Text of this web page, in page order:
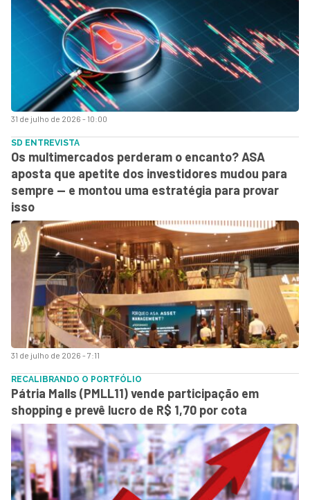
31 de julho de 2026 - 10:00
31 de julho de 2026 - 7:11
SD ENTREVISTA
Os multimercados perderam o encanto? ASA
aposta que apetite dos investidores mudou para
sempre — e montou uma estratégia para provar
isso
RECALIBRANDO O PORTFÓLIO
Pátria Malls (PMLL11) vende participação em
shopping e prevê lucro de R$ 1,70 por cota